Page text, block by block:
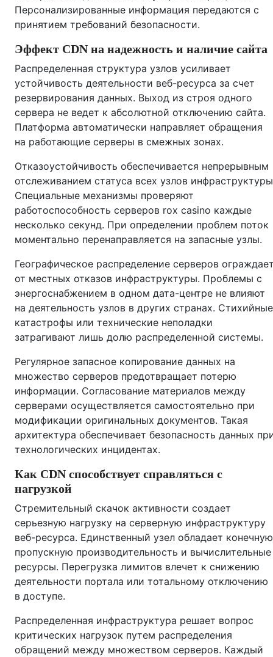
Персонализированные информация передаются с
принятием требований безопасности.
Эффект CDN на надежность и наличие сайта
Распределенная структура узлов усиливает
устойчивость деятельности веб-ресурса за счет
резервирования данных. Выход из строя одного
сервера не ведет к абсолютной отключению сайта.
Платформа автоматически направляет обращения
на работающие серверы в смежных зонах.
Отказоустойчивость обеспечивается непрерывным
отслеживанием статуса всех узлов
Специальные механизмы проверяют
работоспособность серверов rox casino каждые
несколько секунд. При определении проблем поток
моментально перенаправляется на запасные узлы.
Географическое распределение серверов
от местных отказов инфраструктуры. Проблемы с
энергоснабжением в одном дата-центре не влияют
на деятельность узлов в других странах. Стихийные
катастрофы или технические неполадки
затрагивают лишь долю распределенной системы.
Регулярное запасное копирование данных на
множество серверов предотвращает потерю
информации. Согласование материалов между
серверами осуществляется самостоятельно при
модификации оригинальных документов. Такая
архитектура обеспечивает безопасность данных
технологических инцидентах.
Как CDN способствует справляться с
нагрузкой
Стремительный скачок активности создает
серьезную нагрузку на серверную инфраструктуру
веб-ресурса. Единственный узел обладает конечную
пропускную производительность и вычислительные
ресурсы. Перегрузка лимитов влечет к снижению
деятельности портала или тотальному отключению
в доступе.
Распределенная инфраструктура решает вопрос
критических нагрузок путем распределения
обращений между множеством серверов. Каждый